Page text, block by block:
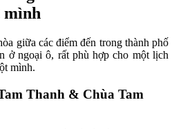
mình
giữa các điểm đến trong thành phố
ở ngoại ô, rất phù hợp cho một lịch
mình.
Thanh & Chùa Tam